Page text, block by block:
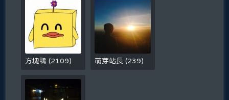
方塊鴨(2109) 萌芽站長(239)